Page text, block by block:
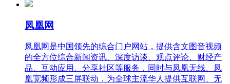
凤凰网
凤凰网是中国领先的综合门户网站，提供含文图音视频
的全方位综合新闻资讯、深度访谈、观点评论、财经产
品、互动应用、分享社区等服务，同时与凤凰无线、凤
凰宽频形成三屏联动，为全球主流华人提供互联网、无